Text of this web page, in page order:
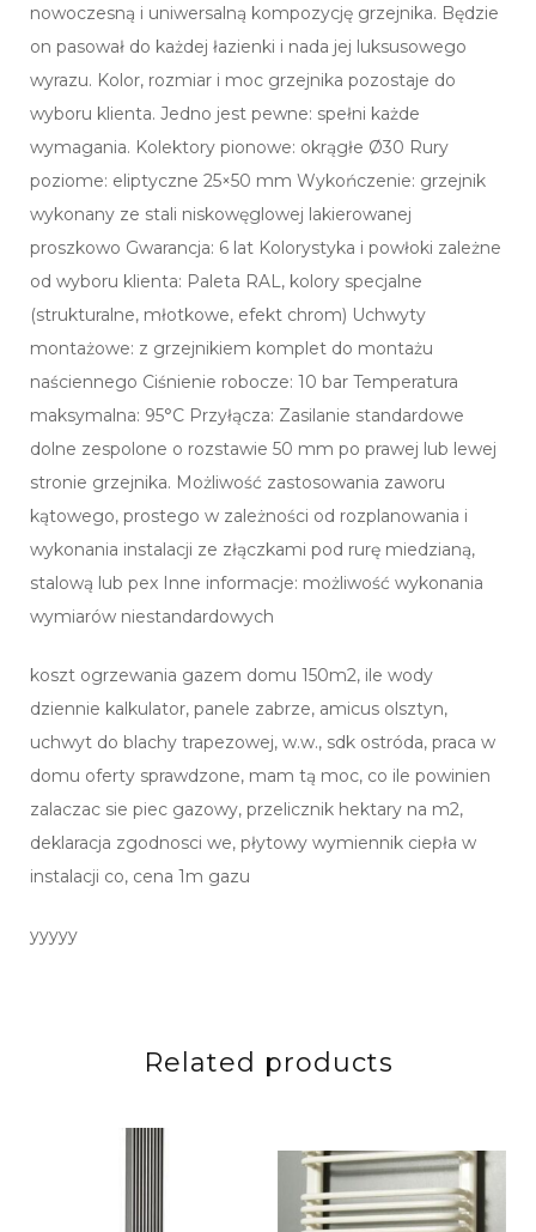
nowoczesną i uniwersalną kompozycję grzejnika. Będzie
on pasował do każdej łazienki i nada jej luksusowego
wyrazu. Kolor, rozmiar i moc grzejnika pozostaje do
wyboru klienta. Jedno jest pewne: spełni każde
wymagania. Kolektory pionowe: okrągłe Ø30 Rury
poziome: eliptyczne 25×50 mm Wykończenie: grzejnik
wykonany ze stali niskowęglowej lakierowanej
proszkowo Gwarancja: 6 lat Kolorystyka i powłoki zależne
od wyboru klienta: Paleta RAL, kolory specjalne
(strukturalne, młotkowe, efekt chrom) Uchwyty
montażowe: z grzejnikiem komplet do montażu
naściennego Ciśnienie robocze: 10 bar Temperatura
maksymalna: 95°C Przyłącza: Zasilanie standardowe
dolne zespolone o rozstawie 50 mm po prawej lub lewej
stronie grzejnika. Możliwość zastosowania zaworu
kątowego, prostego w zależności od rozplanowania i
wykonania instalacji ze złączkami pod rurę miedzianą,
stalową lub pex Inne informacje: możliwość wykonania
wymiarów niestandardowych
koszt ogrzewania gazem domu 150m2, ile wody
dziennie kalkulator, panele zabrze, amicus olsztyn,
uchwyt do blachy trapezowej, w.w., sdk ostróda, praca w
domu oferty sprawdzone, mam tą moc, co ile powinien
zalaczac sie piec gazowy, przelicznik hektary na m2,
deklaracja zgodnosci we, płytowy wymiennik ciepła w
instalacji co, cena 1m gazu
yyyyy
Related products